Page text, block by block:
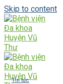
Skip to content
Tin tức